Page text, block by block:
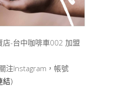
店-台中咖啡車002 加盟
注Instagram，帳號
結)